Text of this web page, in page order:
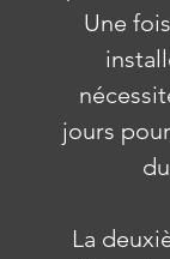
Une
jours
La